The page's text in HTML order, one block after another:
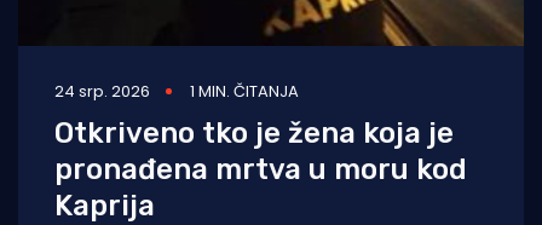
24 srp. 2026 1 MIN. ČITANJA
Otkriveno tko je žena koja je
pronađena mrtva u moru kod
Kaprija